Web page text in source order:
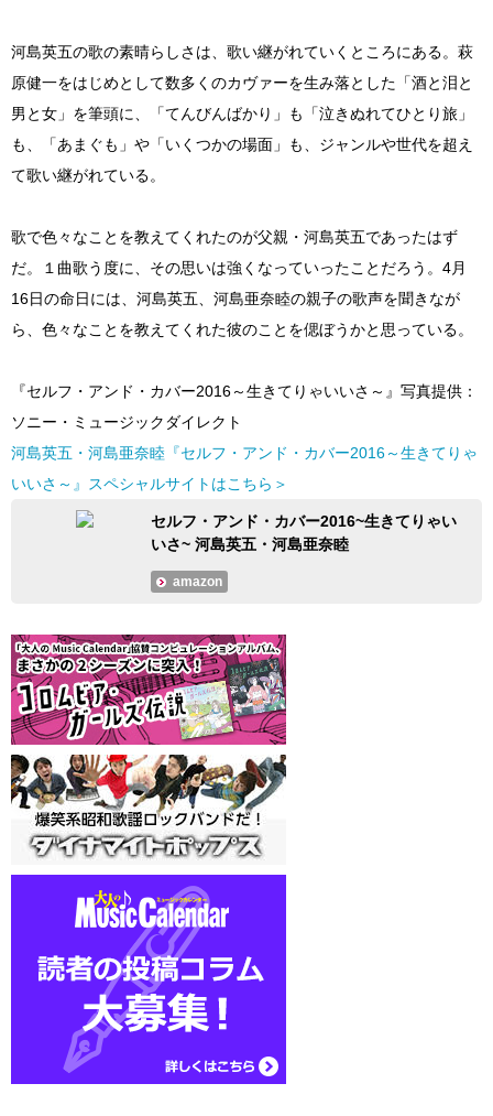
河島英五の歌の素晴らしさは、歌い継がれていくところにある。萩
原健一をはじめとして数多くのカヴァーを生み落とした「酒と泪と
男と女」を筆頭に、「てんびんばかり」も「泣きぬれてひとり旅」
も、「あまぐも」や「いくつかの場面」も、ジャンルや世代を超え
て歌い継がれている。
歌で色々なことを教えてくれたのが父親・河島英五であったはず
だ。１曲歌う度に、その思いは強くなっていったことだろう。4月
16日の命日には、河島英五、河島亜奈睦の親子の歌声を聞きなが
ら、色々なことを教えてくれた彼のことを偲ぼうかと思っている。
『セルフ・アンド・カバー2016～生きてりゃいいさ～』写真提供：
ソニー・ミュージックダイレクト
河島英五・河島亜奈睦『セルフ・アンド・カバー2016～生きてりゃ
いいさ～』スペシャルサイトはこちら＞
セルフ・アンド・カバー2016~生きてりゃい
いさ~ 河島英五・河島亜奈睦
amazon